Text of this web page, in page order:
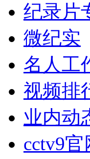
纪录片
微纪实
名人工
视频排
业内动
cctv9官